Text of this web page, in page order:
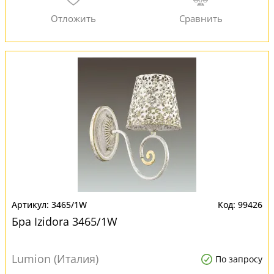
3465/1W 99426
Бра Izidora 3465/1W
Lumion (Италия) По запросу